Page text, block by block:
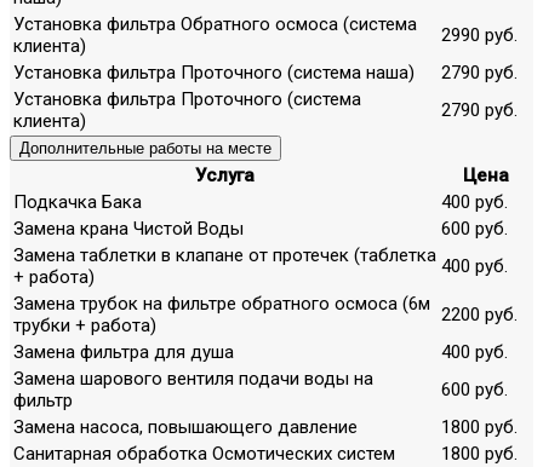
Установка фильтра Обратного осмоса (система
клиента)
2990 руб.
Установка фильтра Проточного (система наша)
2790 руб.
Установка фильтра Проточного (система
клиента)
2790 руб.
Дополнительные работы на месте
Услуга
Цена
Подкачка Бака
400 руб.
Замена крана Чистой Воды
600 руб.
Замена таблетки в клапане от протечек (таблетка
+ работа)
400 руб.
Замена трубок на фильтре обратного осмоса (6м
трубки + работа)
2200 руб.
Замена фильтра для душа
400 руб.
Замена шарового вентиля подачи воды на
фильтр
600 руб.
Замена насоса, повышающего давление
1800 руб.
Санитарная обработка Осмотических систем
1800 руб.